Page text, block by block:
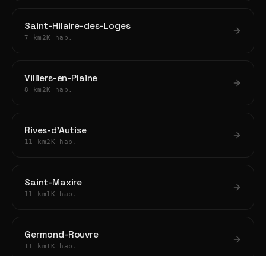
Saint-Hilaire-des-Loges
7 km 2K hab.
Villiers-en-Plaine
8 km 2K hab.
Rives-d'Autise
11 km2K hab.
Saint-Maxire
11 km1K hab.
Germond-Rouvre
11 km1K hab.